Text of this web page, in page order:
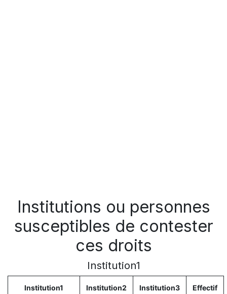
Institutions ou personnes
susceptibles de contester
ces droits
Institution1
Institution1 Institution2 Institution3 Effectif